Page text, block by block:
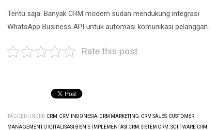
Tentu saja. Banyak CRM modern sudah mendukung integrasi
WhatsApp Business API untuk automasi komunikasi pelanggan.
Rate this post
TAGGED UNDER: CRM CRM INDONESIA CRM MARKETING CRM SALES CUSTOMER
MANAGEMENT, DIGITALISASI BISNIS IMPLEMENTASI CRM SISTEM CRM SOFTWARE CRM